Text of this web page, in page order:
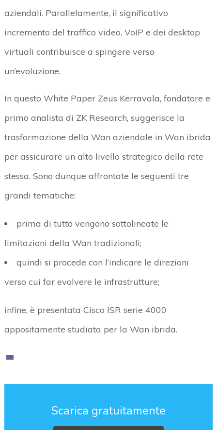
aziendali. Parallelamente, il significativo
incremento del traffico video, VoIP e dei desktop
virtuali contribuisce a spingere verso
un’evoluzione.
In questo White Paper Zeus Kerravala, fondatore e
primo analista di ZK Research, suggerisce la
trasformazione della Wan aziendale in Wan ibrida
per assicurare un alto livello strategico della rete
stessa. Sono dunque affrontate le seguenti tre
grandi tematiche:
prima di tutto vengono sottolineate le
limitazioni della Wan tradizionali;
quindi si procede con l’indicare le direzioni
verso cui far evolvere le infrastrutture;
infine, è presentata Cisco ISR serie 4000
appositamente studiata per la Wan ibrida.
Scarica gratuitamente